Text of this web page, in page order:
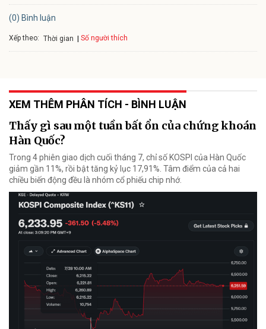
(0) Bình luận
Xếp theo: Thời gian Số người thích
XEM THÊM PHÂN TÍCH - BÌNH LUẬN
Thấy gì sau một tuần bất ổn của chứng khoán
Hàn Quốc?
Trong 4 phiên giao dịch cuối tháng 7, chỉ số KOSPI của Hàn Quốc
giảm gần 11%, rồi bật tăng kỷ lục 17,91%. Tâm điểm của cả hai
chiều biến động đều là nhóm cổ phiếu chip nhớ.